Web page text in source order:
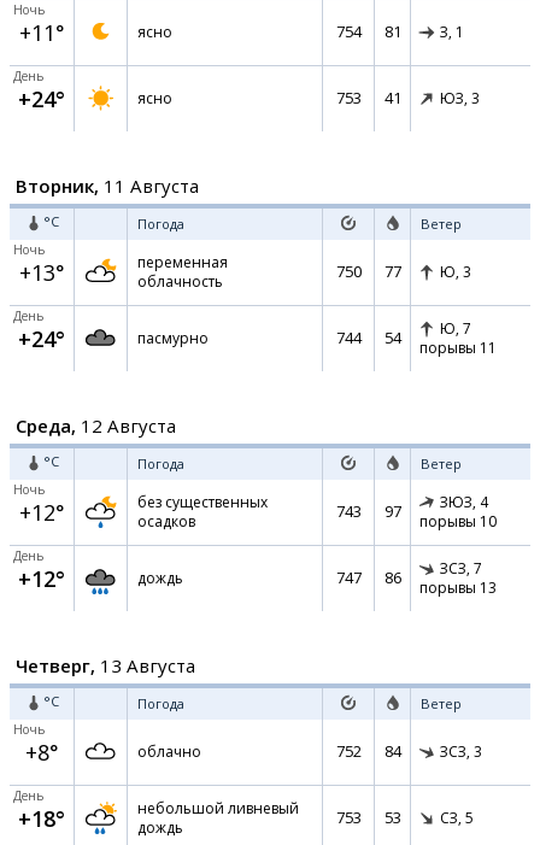
Ночь
+11° ясно 754 81 З, 1
День
+24° ясно 753 41 ЮЗ, 3
Вторник, 11 Августа
°C Погода Ветер
Ночь
+13°
переменная
облачность
750 77 Ю, 3
День
+24° пасмурно 744 54 Ю, 7
порывы 11
Среда, 12 Августа
°C Погода Ветер
Ночь
+12°
без существенных
осадков
743 97 ЗЮЗ, 4
порывы 10
День
+12° дождь 747 86 ЗСЗ, 7
порывы 13
Четверг, 13 Августа
°C Погода Ветер
Ночь
+8° облачно 752 84 ЗСЗ, 3
День
+18°
небольшой ливневый
дождь
753 53 СЗ, 5